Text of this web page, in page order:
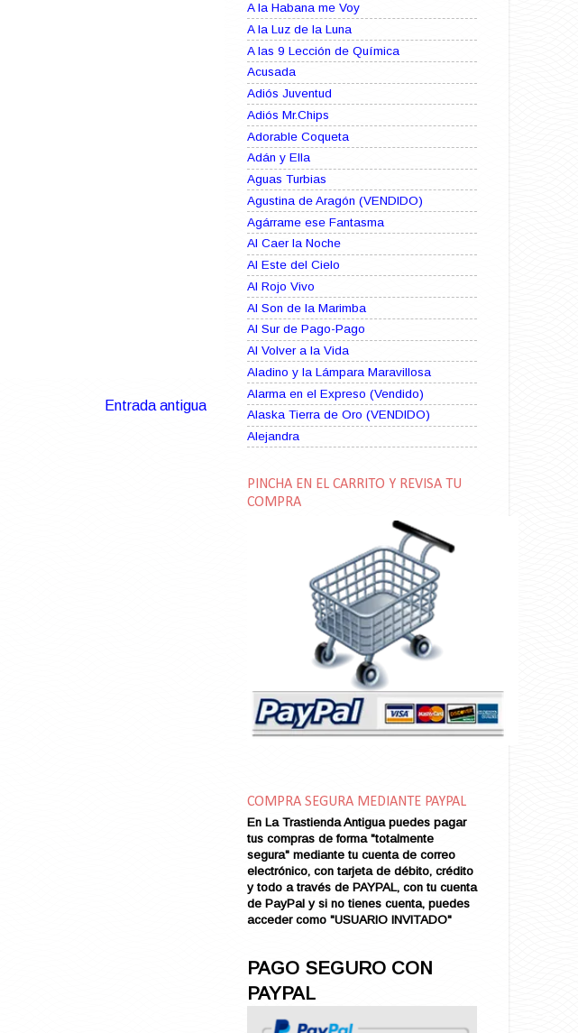
Entrada antigua
A la Habana me Voy
A la Luz de la Luna
A las 9 Lección de Química
Acusada
Adiós Juventud
Adiós Mr.Chips
Adorable Coqueta
Adán y Ella
Aguas Turbias
Agustina de Aragón (VENDIDO)
Agárrame ese Fantasma
Al Caer la Noche
Al Este del Cielo
Al Rojo Vivo
Al Son de la Marimba
Al Sur de Pago-Pago
Al Volver a la Vida
Aladino y la Lámpara Maravillosa
Alarma en el Expreso (Vendido)
Alaska Tierra de Oro (VENDIDO)
Alejandra
Alma Zíngara
Alma en Suplicio (VENDIDO)
Amame esta Noche (VENDIDO)
Amanda La Paciente Peligrosa
Amarga Victoria
Amor a Medianoche
Amor en Conserva (VENDIDO)
Amor que Mata
Amor sin Refugio
Ana Karenina
Ana de Brooklyn
Ana y El Rey de Siam
Anatomía de un Asesinato
Andrés Harvey Millonario (VENDIDO)
Andrés Harvey Tenorio
Ansia de Amor (VENDIDO)
Aníbal
PINCHA EN EL CARRITO Y REVISA TU
COMPRA
COMPRA SEGURA MEDIANTE PAYPAL
En La Trastienda Antigua puedes pagar
tus compras de forma "totalmente
segura" mediante tu cuenta de correo
electrónico, con tarjeta de débito, crédito
y todo a través de PAYPAL, con tu cuenta
de PayPal y si no tienes cuenta, puedes
acceder como "USUARIO INVITADO"
PAGO SEGURO CON
PAYPAL